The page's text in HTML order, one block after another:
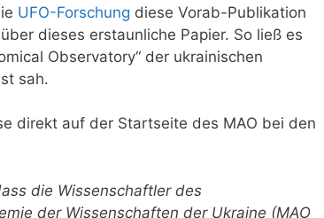
UFO-Forschung diese Vorab-Publikation
dieses erstaunliche Papier. So ließ es
Observatory“ der ukrainischen
sah.
direkt auf der Startseite des MAO bei den
die Wissenschaftler des
der Wissenschaften der Ukraine (MAO